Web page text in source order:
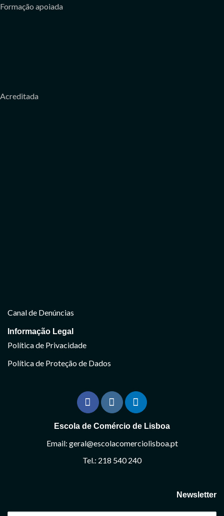
Formação apoiada
Acreditada
Canal de Denúncias
Informação Legal
Política de Privacidade
Política de Proteção de Dados
Escola de Comércio de Lisboa
Email: geral@escolacomerciolisboa.pt
Tel.: 218 540 240
Newsletter